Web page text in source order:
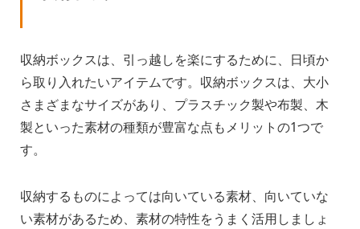
収納ボックスは、引っ越しを楽にするために、日頃か
ら取り入れたいアイテムです。収納ボックスは、大小
さまざまなサイズがあり、プラスチック製や布製、木
製といった素材の種類が豊富な点もメリットの1つで
す。
収納するものによっては向いている素材、向いていな
い素材があるため、素材の特性をうまく活用しましょ